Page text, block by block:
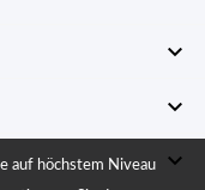



auf höchstem Niveau